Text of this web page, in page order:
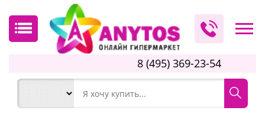
8 (495) 369-23-54